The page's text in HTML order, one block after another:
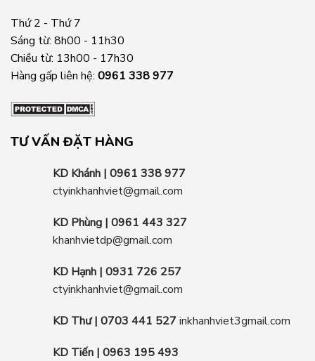
Thứ 2 - Thứ 7
Sáng từ: 8h00 - 11h30
Chiều từ: 13h00 - 17h30
Hàng gấp liên hệ: 0961 338 977
TƯ VẤN ĐẶT HÀNG
KD Khánh | 0961 338 977
ctyinkhanhviet@gmail.com
KD Phùng | 0961 443 327
khanhvietdp@gmail.com
KD Hạnh | 0931 726 257
ctyinkhanhviet@gmail.com
KD Thư | 0703 441 527inkhanhviet3gmail.com
KD Tiến | 0963 195 493